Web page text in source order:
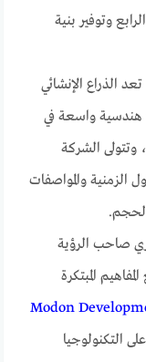
وتوفير بنية
تعد الذراع الإنشائي
هندسية واسعة في
وتتولى الشركة
الزمنية والمواصفات
صاحب الرؤية
المبتكرة
Modon
التكنولوجيا